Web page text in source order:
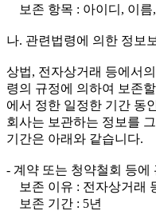
보존 항목 : 아이디, 이름
나. 관련법령에 의한 정보
상법, 전자상거래 등에서
령의 규정에 의하여 보존
에서 정한 일정한 기간 동
회사는 보관하는 정보를
기간은 아래와 같습니다.
- 계약 또는 청약철회 등에
보존 이유 : 전자상거래
보존 기간 : 5년